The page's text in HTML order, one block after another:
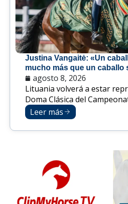
Justina Vangaitė: «Un
mucho más que un caballo
agosto 8, 2026
Lituania volverá a estar
Doma Clásica del
Leer más